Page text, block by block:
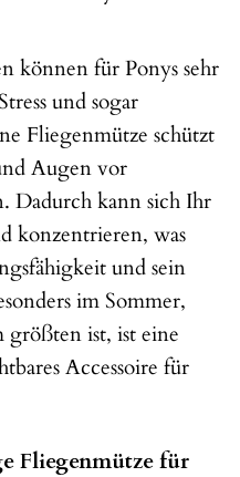
können für Ponys sehr
und sogar
Fliegenmütze schützt
Augen vor
Dadurch kann sich Ihr
konzentrieren, was
und sein
im Sommer,
größten ist, ist eine
Accessoire für
Fliegenmütze für